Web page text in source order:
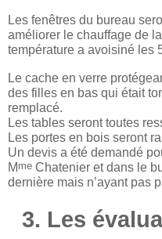
Les fenêtres du bureau
améliorer le chauffage de
température a avoisiné les
Le cache en verre
des filles en bas qui était
remplacé.
Les tables seront toutes
Les portes en bois seront
Un devis a été demandé
Mme Chatenier et dans le
dernière mais n’ayant pas
3. Les